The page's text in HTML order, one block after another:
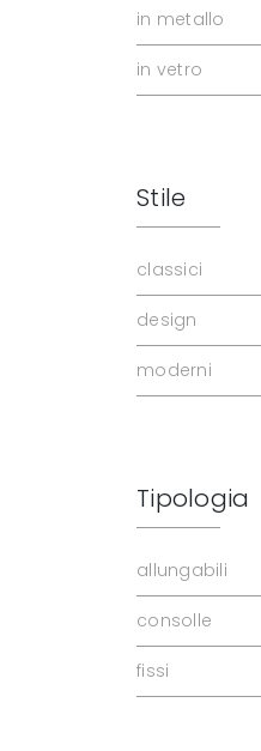
in metallo
in vetro
Stile
classici
design
moderni
Tipologia
allungabili
consolle
fissi